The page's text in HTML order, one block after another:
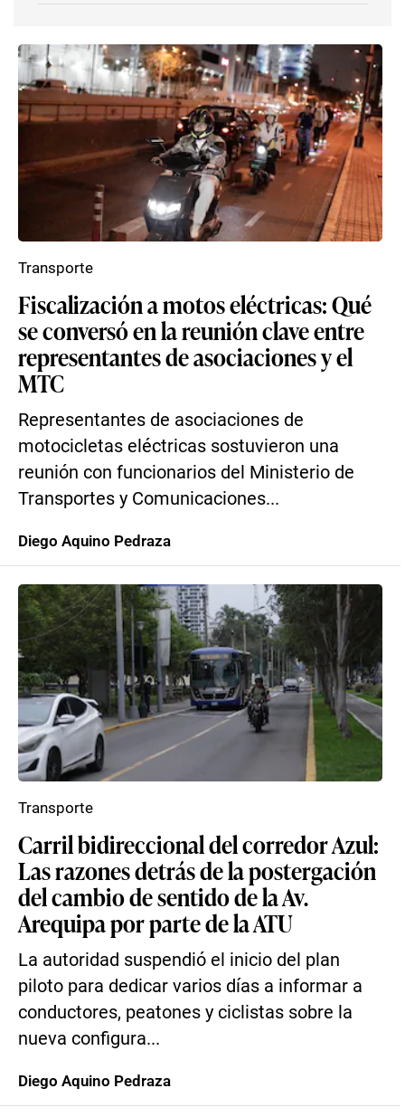
Fiscalización a motos eléctricas: Qué
se conversó en la reunión clave entre
representantes de asociaciones y el
MTC
Representantes de asociaciones de
motocicletas eléctricas sostuvieron una
reunión con funcionarios del Ministerio de
Transportes y Comunicaciones...
Transporte
Diego Aquino Pedraza
Carril bidireccional del corredor Azul:
Las razones detrás de la postergación
del cambio de sentido de la Av.
Arequipa por parte de la ATU
La autoridad suspendió el inicio del plan
piloto para dedicar varios días a informar a
conductores, peatones y ciclistas sobre la
nueva configura...
Transporte
Diego Aquino Pedraza